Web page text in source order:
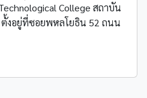
College สถาบัน
ตั้งอยู่ที่ซอยพหลโยธิน 52 ถนน